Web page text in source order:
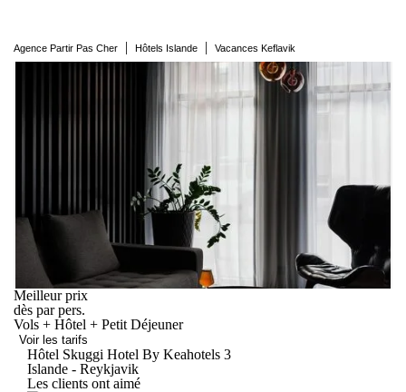
Agence Partir Pas Cher | Hôtels Islande | Vacances Keflavik
Meilleur prix
dès par pers.
Vols + Hôtel + Petit Déjeuner
Voir les tarifs
Hôtel Skuggi Hotel By Keahotels 3
Islande - Reykjavik
Les clients ont aimé